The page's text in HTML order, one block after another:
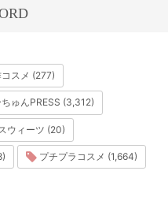
スメ (277)
ゅんPRESS (3,312)
ウィーツ (20)
プチプラコスメ (1,664)